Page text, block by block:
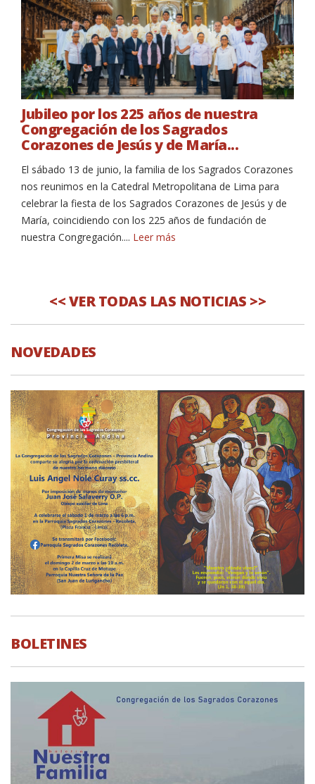
Jubileo por los 225 años de nuestra
Congregación de los Sagrados
Corazones de Jesús y de María...
El sábado 13 de junio, la familia de los Sagrados Corazones
nos reunimos en la Catedral Metropolitana de Lima para
celebrar la fiesta de los Sagrados Corazones de Jesús y de
María, coincidiendo con los 225 años de fundación de
nuestra Congregación.... Leer más
<< VER TODAS LAS NOTICIAS >>
NOVEDADES
NOVEDADES
BOLETINES
BOLETINES